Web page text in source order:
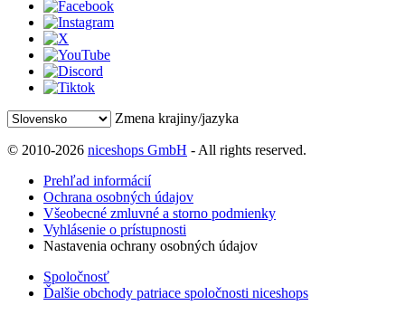
Zmena krajiny/jazyka
© 2010-2026 niceshops GmbH - All rights reserved.
Prehľad informácií
Ochrana osobných údajov
Všeobecné zmluvné a storno podmienky
Vyhlásenie o prístupnosti
Nastavenia ochrany osobných údajov
Spoločnosť
Ďalšie obchody patriace spoločnosti niceshops